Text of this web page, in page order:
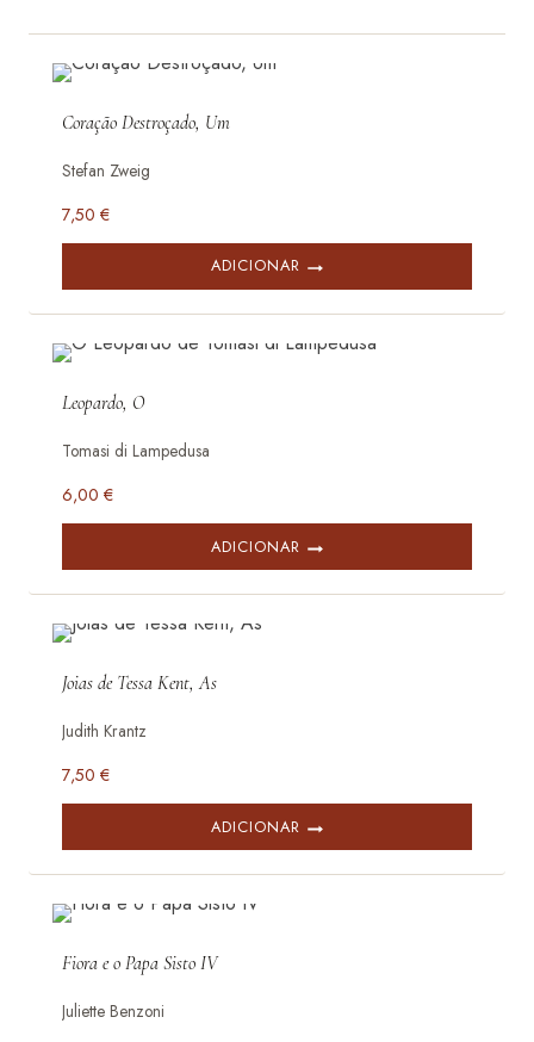
Coração Destroçado, Um
Stefan Zweig
7,50 €
ADICIONAR
Leopardo, O
Tomasi di Lampedusa
6,00 €
ADICIONAR
Joias de Tessa Kent, As
Judith Krantz
7,50 €
ADICIONAR
Fiora e o Papa Sisto IV
Juliette Benzoni